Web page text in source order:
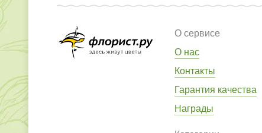
О сервисе
О нас
Контакты
Гарантия качества
Награды